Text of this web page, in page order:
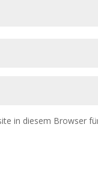
in diesem Browser